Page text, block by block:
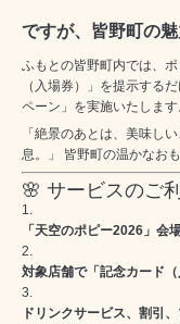
ですが、皆野町の
ふもとの皆野町内では、
（入場券）」を提示する
ペーン」を実施いたします
「絶景のあとは、美味し
息。」 皆野町の温かなお
🌸 サービスのご
「天空のポピー2026」会
対象店舗で「記念カード（
ドリンクサービス、割引